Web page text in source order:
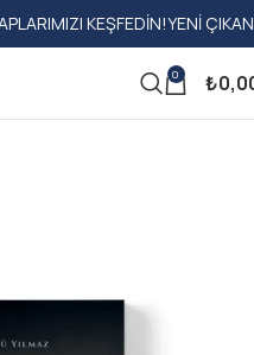
KEŞFEDIN!YENI ÇIKAN
0 ₺